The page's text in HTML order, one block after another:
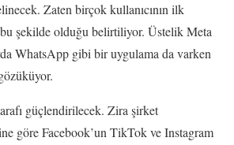
Zaten birçok kullanıcının ilk
şekilde olduğu belirtiliyor. Üstelik Meta
WhatsApp gibi bir uygulama da varken
güçlendirilecek. Zira şirket
göre Facebook’un TikTok ve Instagram